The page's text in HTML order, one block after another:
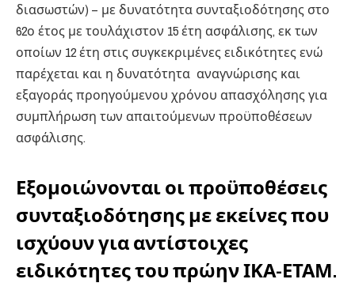
διασωστών) – με δυνατότητα συνταξιοδότησης στο
62ο έτος με τουλάχιστον 15 έτη ασφάλισης, εκ των
οποίων 12 έτη στις συγκεκριμένες ειδικότητες ενώ
παρέχεται και η δυνατότητα αναγνώρισης και
εξαγοράς προηγούμενου χρόνου απασχόλησης για
συμπλήρωση των απαιτούμενων προϋποθέσεων
ασφάλισης.
Εξομοιώνονται οι προϋποθέσεις
συνταξιοδότησης με εκείνες που
ισχύουν για αντίστοιχες
ειδικότητες του πρώην ΙΚΑ-ΕΤΑΜ.